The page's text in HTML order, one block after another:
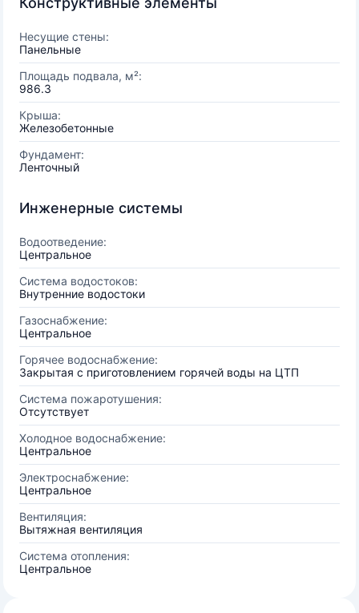
Несущие стены:
Панельные
Площадь подвала, м²:
986.3
Крыша:
Железобетонные
Фундамент:
Ленточный
Инженерные системы
Водоотведение:
Центральное
Система водостоков:
Внутренние водостоки
Газоснабжение:
Центральное
Горячее водоснабжение:
Закрытая с приготовлением горячей воды на ЦТП
Система пожаротушения:
Отсутствует
Холодное водоснабжение:
Центральное
Электроснабжение:
Центральное
Вентиляция:
Вытяжная вентиляция
Система отопления:
Центральное